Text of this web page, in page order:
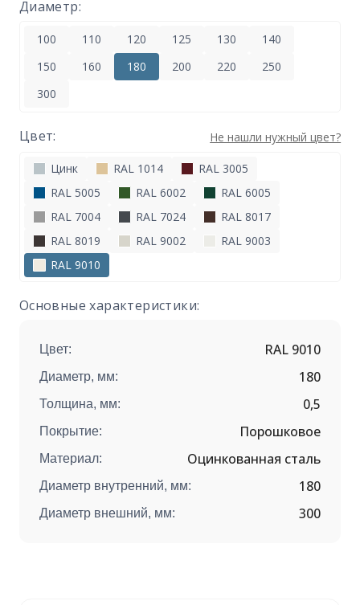
Диаметр:
100 110 120 125 130
140
150
160 180 200 220
250
300
Цвет: Не нашли нужный цвет?
Цинк RAL 1014
RAL 3005
RAL 5005
RAL 6002
RAL 6005
RAL 7004
RAL 7024
RAL 8017
RAL 8019
RAL 9002
RAL 9003
RAL 9010
Основные характеристики:
Цвет: RAL 9010
Диаметр, мм: 180
Толщина, мм: 0,5
Покрытие: Порошковое
Материал: Оцинкованная сталь
Диаметр внутренний, мм: 180
Диаметр внешний, мм: 300